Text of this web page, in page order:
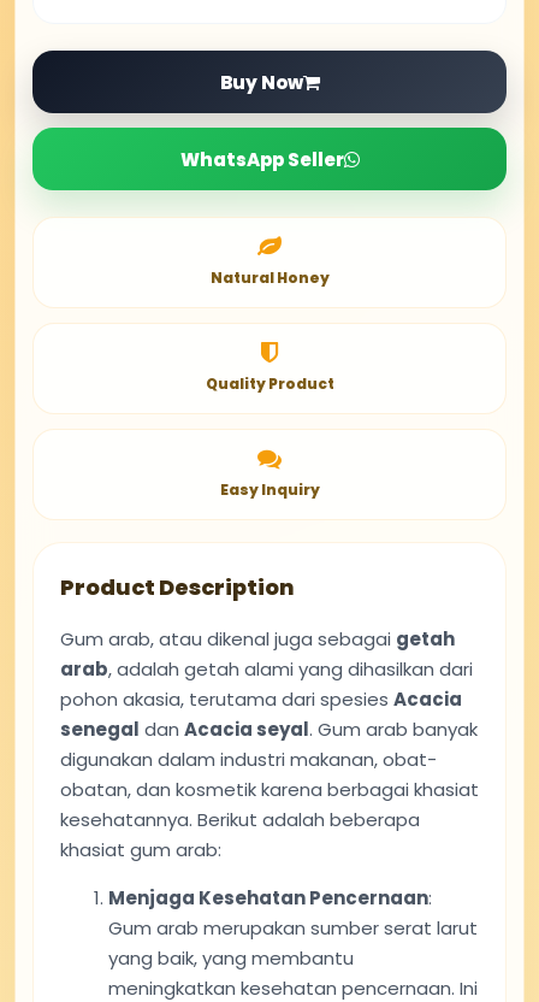
Buy Now
WhatsApp Seller
Natural Honey
Quality Product
Easy Inquiry
Product Description
Gum arab, atau dikenal juga sebagai getah
arab, adalah getah alami yang dihasilkan dari
pohon akasia, terutama dari spesies Acacia
senegal dan Acacia seyal. Gum arab banyak
digunakan dalam industri makanan, obat-
obatan, dan kosmetik karena berbagai khasiat
kesehatannya. Berikut adalah beberapa
khasiat gum arab:
Menjaga Kesehatan Pencernaan:
Gum arab merupakan sumber serat larut
yang baik, yang membantu
meningkatkan kesehatan pencernaan. Ini